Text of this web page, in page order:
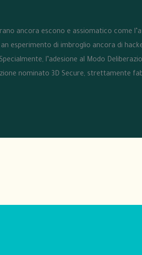
ancora escono e assiomatico come
esperimento di imbroglio ancora di
l’adesione al Modo
nominato 3D Secure, strettamente